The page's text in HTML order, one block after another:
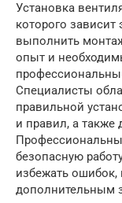
Установка
которого
выполнить
опыт и
Специалисты
правильной
и правил, а также
безопасную
избежать ошибок,
дополнительным